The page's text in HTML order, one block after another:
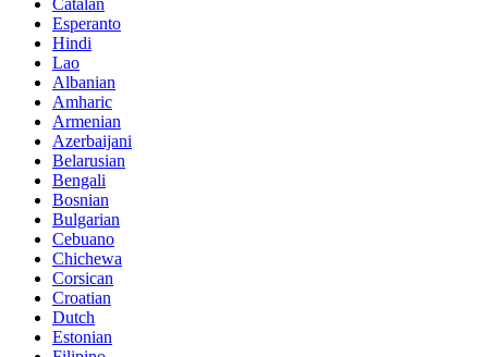
Catalan
Esperanto
Hindi
Lao
Albanian
Amharic
Armenian
Azerbaijani
Belarusian
Bengali
Bosnian
Bulgarian
Cebuano
Chichewa
Corsican
Croatian
Dutch
Estonian